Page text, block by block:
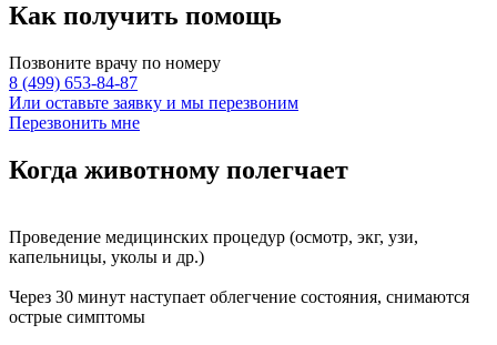
Как получить помощь
Позвоните врачу по номеру
8 (499) 653-84-87
Или оставьте заявку и мы перезвоним
Перезвонить мне
Когда животному полегчает
Проведение медицинских процедур (осмотр, экг, узи,
капельницы, уколы и др.)
Через 30 минут наступает облегчение состояния, снимаются
острые симптомы